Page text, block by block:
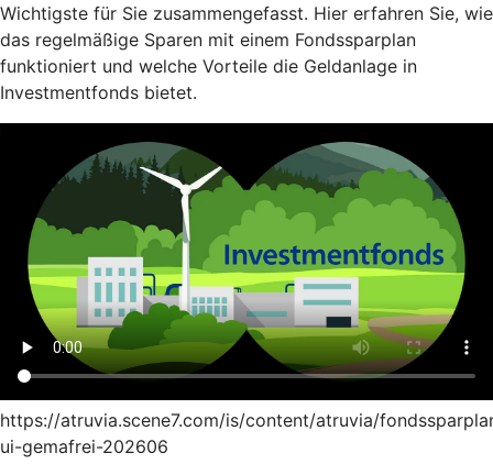
Wichtigste für Sie zusammengefasst. Hier erfahren Sie, wie
das regelmäßige Sparen mit einem Fondssparplan
funktioniert und welche Vorteile die Geldanlage in
Investmentfonds bietet.
https://atruvia.scene7.com/is/content/atruvia/
ui-gemafrei-202606